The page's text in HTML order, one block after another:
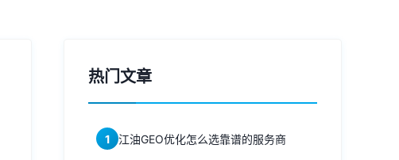
热门文章
1 江油GEO优化怎么选靠谱的服务商